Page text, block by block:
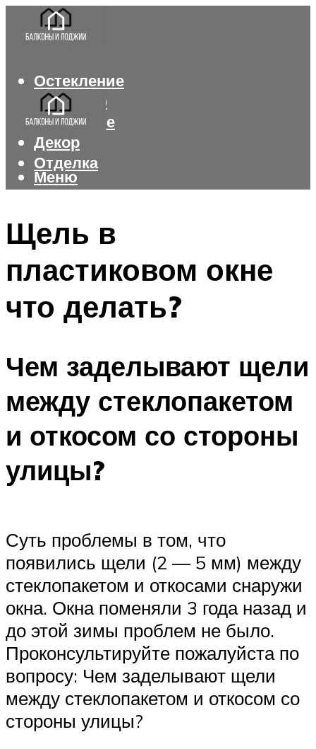
Остекление
Интерьер
Утепление
Декор
Отделка
Меню
Щель в
пластиковом окне
что делать?
Чем заделывают щели
между стеклопакетом
и откосом со стороны
улицы?
Суть проблемы в том, что
появились щели (2 — 5 мм) между
стеклопакетом и откосами снаружи
окна. Окна поменяли 3 года назад и
до этой зимы проблем не было.
Проконсультируйте пожалуйста по
вопросу: Чем заделывают щели
между стеклопакетом и откосом со
стороны улицы?